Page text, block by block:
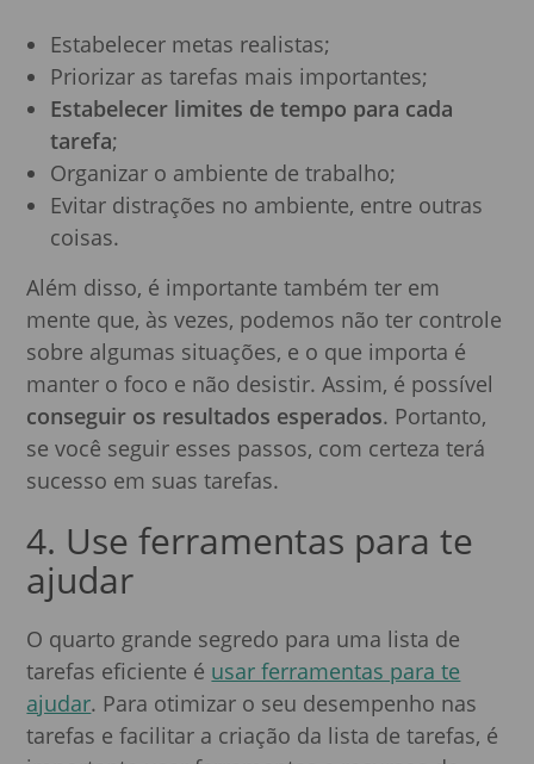
Estabelecer metas realistas;
Priorizar as tarefas mais importantes;
Estabelecer limites de tempo para cada
tarefa;
Organizar o ambiente de trabalho;
Evitar distrações no ambiente, entre outras
coisas.
Além disso, é importante também ter em
mente que, às vezes, podemos não ter controle
sobre algumas situações, e o que importa é
manter o foco e não desistir. Assim, é possível
conseguir os resultados esperados. Portanto,
se você seguir esses passos, com certeza terá
sucesso em suas tarefas.
4. Use ferramentas para te
ajudar
O quarto grande segredo para uma lista de
tarefas eficiente é usar ferramentas para te
ajudar. Para otimizar o seu desempenho nas
tarefas e facilitar a criação da lista de tarefas, é